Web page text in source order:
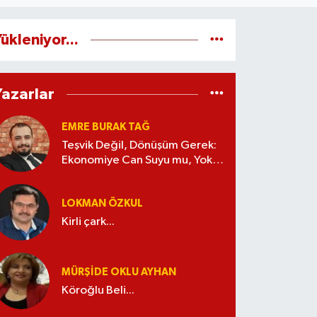
EMRE BURAK TAĞ
Teşvik Değil, Dönüşüm Gerek:
Ekonomiye Can Suyu mu, Yoksa
LOKMAN ÖZKUL
Kirli çark...
MÜRŞIDE OKLU AYHAN
Köroğlu Beli...